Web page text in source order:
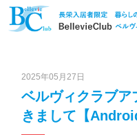
2025年05月27日
ベルヴィクラブア
きまして【